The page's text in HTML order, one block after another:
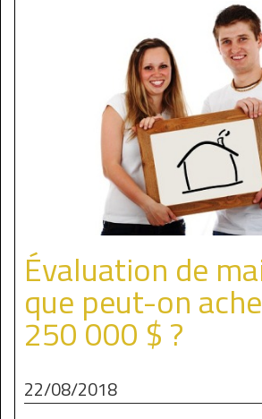
Évaluation de
que peut-on
250 000 $ ?
22/08/2018